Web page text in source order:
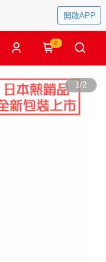
開啟APP
0
1/2